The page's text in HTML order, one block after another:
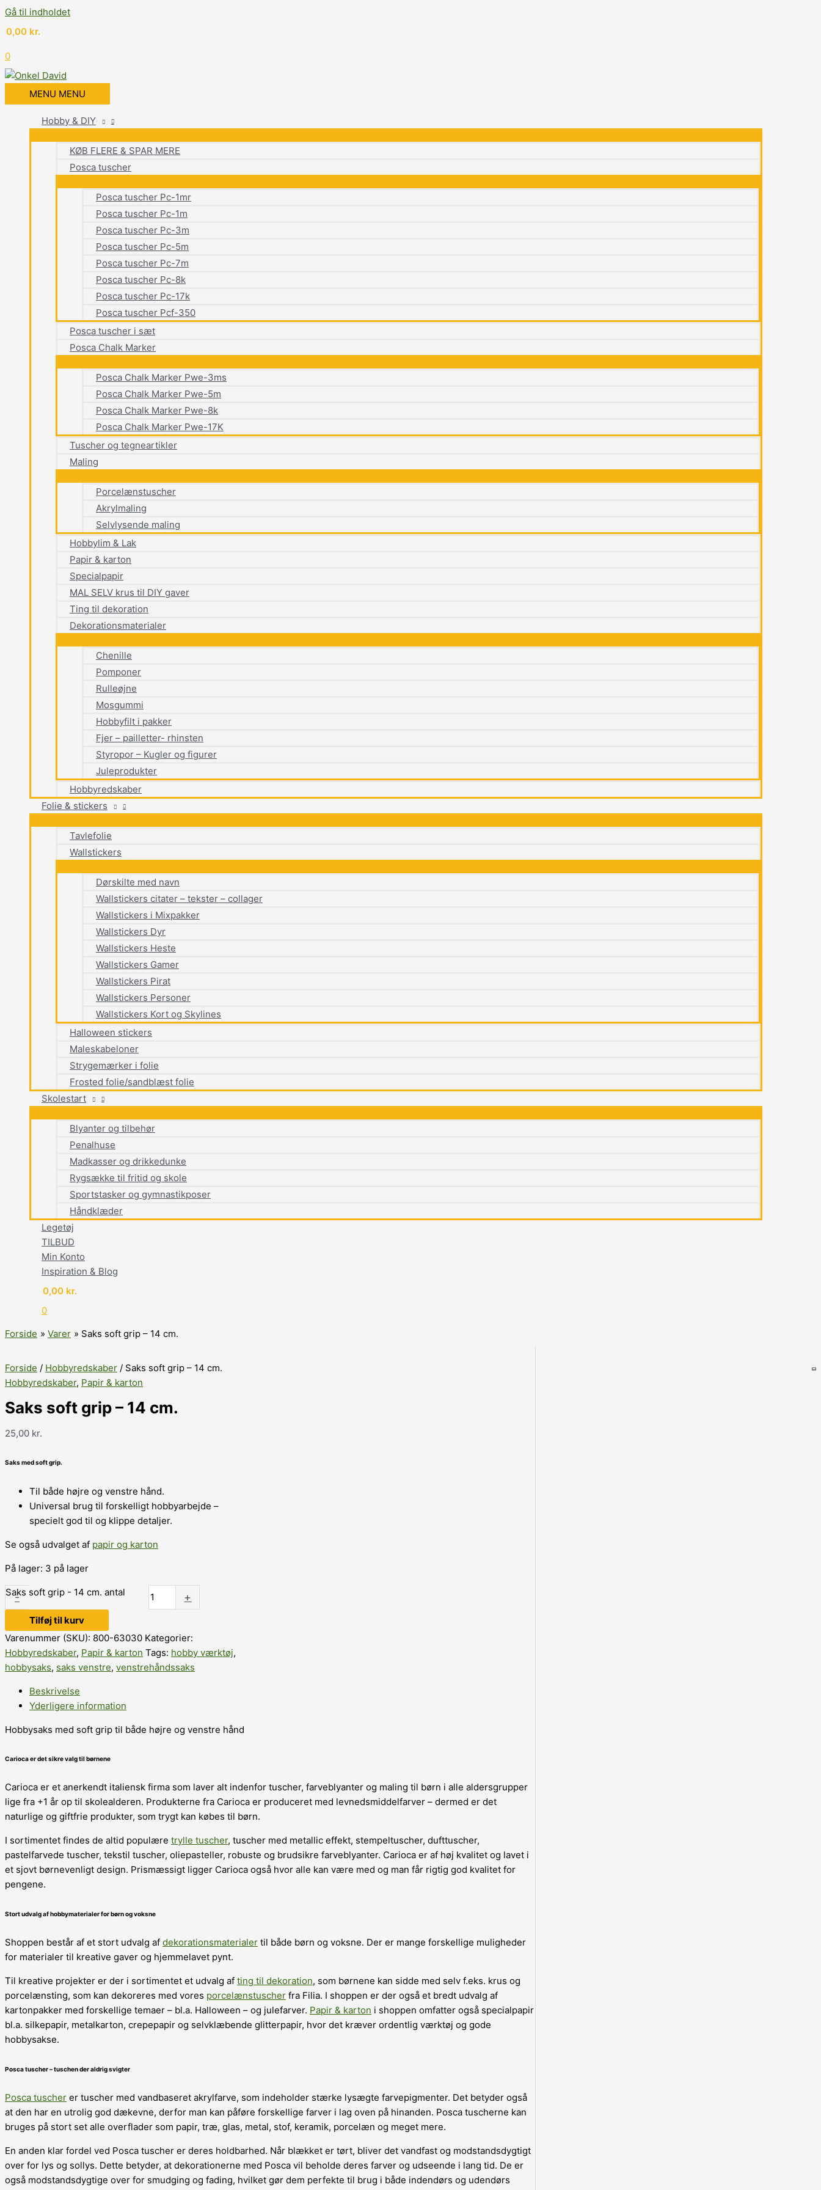
Gå til indholdet
0,00 kr.
0
MENU MENU
Hobby & DIY
KØB FLERE & SPAR MERE
Posca tuscher
Posca tuscher Pc-1mr
Posca tuscher Pc-1m
Posca tuscher Pc-3m
Posca tuscher Pc-5m
Posca tuscher Pc-7m
Posca tuscher Pc-8k
Posca tuscher Pc-17k
Posca tuscher Pcf-350
Posca tuscher i sæt
Posca Chalk Marker
Posca Chalk Marker Pwe-3ms
Posca Chalk Marker Pwe-5m
Posca Chalk Marker Pwe-8k
Posca Chalk Marker Pwe-17K
Tuscher og tegneartikler
Maling
Porcelænstuscher
Akrylmaling
Selvlysende maling
Hobbylim & Lak
Papir & karton
Specialpapir
MAL SELV krus til DIY gaver
Ting til dekoration
Dekorationsmaterialer
Chenille
Pomponer
Rulleøjne
Mosgummi
Hobbyfilt i pakker
Fjer – pailletter- rhinsten
Styropor – Kugler og figurer
Juleprodukter
Hobbyredskaber
Folie & stickers
Tavlefolie
Wallstickers
Dørskilte med navn
Wallstickers citater – tekster – collager
Wallstickers i Mixpakker
Wallstickers Dyr
Wallstickers Heste
Wallstickers Gamer
Wallstickers Pirat
Wallstickers Personer
Wallstickers Kort og Skylines
Halloween stickers
Maleskabeloner
Strygemærker i folie
Frosted folie/sandblæst folie
Skolestart
Blyanter og tilbehør
Penalhuse
Madkasser og drikkedunke
Rygsække til fritid og skole
Sportstasker og gymnastikposer
Håndklæder
Legetøj
TILBUD
Min Konto
Inspiration & Blog
0,00 kr.
0
Forside
Varer Saks soft grip – 14 cm.
Forside / Hobbyredskaber / Saks soft grip – 14 cm.
Hobbyredskaber, Papir & karton
Saks soft grip – 14 cm.
25,00 kr.
Saks med soft grip.
Til både højre og venstre hånd.
Universal brug til forskelligt hobbyarbejde –
specielt god til og klippe detaljer.
Se også udvalget af papir og karton
På lager: 3 på lager
-
Saks soft grip - 14 cm. antal +
Tilføj til kurv
Varenummer (SKU): 800-63030 Kategorier:
Hobbyredskaber, Papir & karton Tags: hobby værktøj,
hobbysaks, saks venstre, venstrehåndssaks
Beskrivelse
Yderligere information
Hobbysaks med soft grip til både højre og venstre hånd
Carioca er det sikre valg til børnene
Carioca er et anerkendt italiensk firma som laver alt indenfor tuscher, farveblyanter og maling til børn i alle aldersgrupper
lige fra +1 år op til skolealderen. Produkterne fra Carioca er produceret med levnedsmiddelfarver – dermed er det
naturlige og giftfrie produkter, som trygt kan købes til børn.
I sortimentet findes de altid populære trylle tuscher, tuscher med metallic effekt, stempeltuscher, dufttuscher,
pastelfarvede tuscher, tekstil tuscher, oliepasteller, robuste og brudsikre farveblyanter. Carioca er af høj kvalitet og lavet i
et sjovt børnevenligt design. Prismæssigt ligger Carioca også hvor alle kan være med og man får rigtig god kvalitet for
pengene.
Stort udvalg af hobbymaterialer for børn og voksne
Shoppen består af et stort udvalg af dekorationsmaterialer til både børn og voksne. Der er mange forskellige muligheder
for materialer til kreative gaver og hjemmelavet pynt.
Til kreative projekter er der i sortimentet et udvalg af ting til dekoration, som børnene kan sidde med selv f.eks. krus og
porcelænsting, som kan dekoreres med vores porcelænstuscher fra Filia. I shoppen er der også et bredt udvalg af
kartonpakker med forskellige temaer – bl.a. Halloween – og julefarver. Papir & karton i shoppen omfatter også specialpapir
bl.a. silkepapir, metalkarton, crepepapir og selvklæbende glitterpapir, hvor det kræver ordentlig værktøj og gode
hobbysakse.
Posca tuscher – tuschen der aldrig svigter
Posca tuscher er tuscher med vandbaseret akrylfarve, som indeholder stærke lysægte farvepigmenter. Det betyder også
at den har en utrolig god dækevne, derfor man kan påføre forskellige farver i lag oven på hinanden. Posca tuscherne kan
bruges på stort set alle overflader som papir, træ, glas, metal, stof, keramik, porcelæn og meget mere.
En anden klar fordel ved Posca tuscher er deres holdbarhed. Når blækket er tørt, bliver det vandfast og modstandsdygtigt
over for lys og sollys. Dette betyder, at dekorationerne med Posca vil beholde deres farver og udseende i lang tid. De er
også modstandsdygtige over for smudging og fading, hvilket gør dem perfekte til brug i både indendørs og udendørs